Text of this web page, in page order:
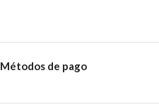
Métodos de pago